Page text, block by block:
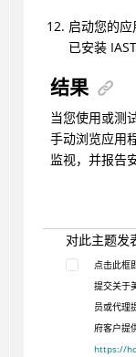
启动您的应
已安装
结果
当您使用或测
手动浏览应用
监视，并报告
对此主题发
点击此框
提交关于
员或代理
府客户提
https://